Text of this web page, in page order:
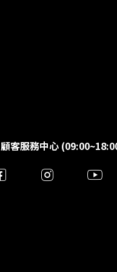
顧客服務中心